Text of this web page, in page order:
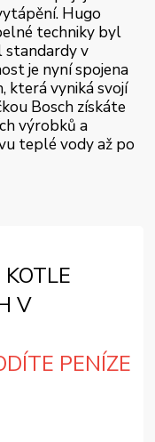
Hugo
techniky byl
standardy v
je nyní spojena
která vyniká svojí
Bosch získáte
výrobků a
teplé vody až po
V
PENÍZE